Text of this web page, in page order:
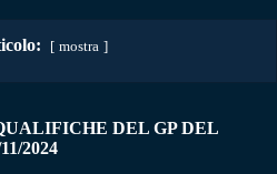
mostra
DEL GP DEL
2024